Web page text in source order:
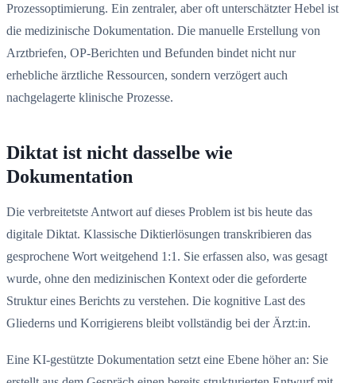
Prozessoptimierung. Ein zentraler, aber oft unterschätzter Hebel ist
die medizinische Dokumentation. Die manuelle Erstellung von
Arztbriefen, OP-Berichten und Befunden bindet nicht nur
erhebliche ärztliche Ressourcen, sondern verzögert auch
nachgelagerte klinische Prozesse.
Diktat ist nicht dasselbe wie
Dokumentation
Die verbreitetste Antwort auf dieses Problem ist bis heute das
digitale Diktat. Klassische Diktierlösungen transkribieren das
gesprochene Wort weitgehend 1:1. Sie erfassen also, was gesagt
wurde, ohne den medizinischen Kontext oder die geforderte
Struktur eines Berichts zu verstehen. Die kognitive Last des
Gliederns und Korrigierens bleibt vollständig bei der Ärzt:in.
Eine KI-gestützte Dokumentation setzt eine Ebene höher an: Sie